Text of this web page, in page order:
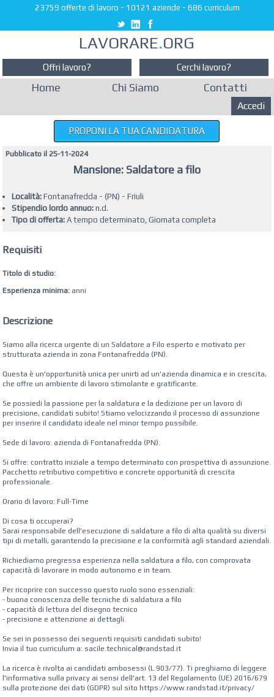
23759 offerte di lavoro - 10121 aziende - 686 curriculum
LAVORARE.ORG
Offri lavoro? Cerchi lavoro?
Home Chi Siamo Contatti
Accedi
Pubblicato il 25-11-2024
Mansione: Saldatore a filo
PROPONI LA TUA CANDIDATURA
Località:Fontanafredda - (PN) - Friuli
Stipendio lordo annuo:n.d.
Tipo di offerta:A tempo determinato, Giornata completa
Requisiti
Titolo di studio:
Esperienza minima: anni
Descrizione
Siamo alla ricerca urgente di un Saldatore a Filo esperto e motivato per
strutturata azienda in zona Fontanafredda (PN).
Questa è un'opportunità unica per unirti ad un'azienda dinamica e in crescita,
che offre un ambiente di lavoro stimolante e gratificante.
Se possiedi la passione per la saldatura e la dedizione per un lavoro di
precisione, candidati subito! Stiamo velocizzando il processo di assunzione
per inserire il candidato ideale nel minor tempo possibile.
Sede di lavoro: azienda di Fontanafredda (PN).
Si offre: contratto iniziale a tempo determinato con prospettiva di assunzione.
Pacchetto retributivo competitivo e concrete opportunità di crescita
professionale.
Orario di lavoro: Full-Time
Di cosa ti occuperai?
Sarai responsabile dell'esecuzione di saldature a filo di alta qualità su diversi
tipi di metalli, garantendo la precisione e la conformità agli standard aziendali.
Richiediamo pregressa esperienza nella saldatura a filo, con comprovata
capacità di lavorare in modo autonomo e in team.
Per ricoprire con successo questo ruolo sono essenziali:
- buona conoscenza delle tecniche di saldatura a filo
- capacità di lettura del disegno tecnico
- precisione e attenzione ai dettagli.
Se sei in possesso dei seguenti requisiti candidati subito!
Invia il tuo curriculum a: sacile.technical@randstad.it
La ricerca è rivolta ai candidati ambosessi (L.903/77). Ti preghiamo di leggere
l'informativa sulla privacy ai sensi dell'art. 13 del Regolamento (UE) 2016/679
sulla protezione dei dati (GDPR) sul sito https://www.randstad.it/privacy/